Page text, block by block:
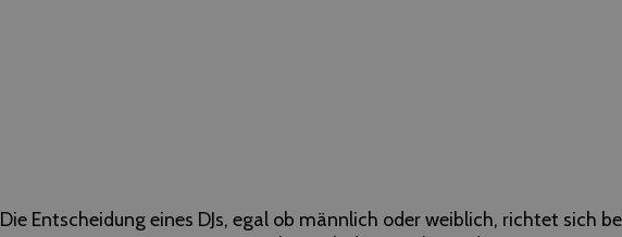
Die Entscheidung eines DJs, egal ob männlich oder weiblich, richtet sich